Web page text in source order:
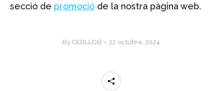
secció de promoció de la nostra pàgina web.
By CEBLLOB 22 octubre, 2024